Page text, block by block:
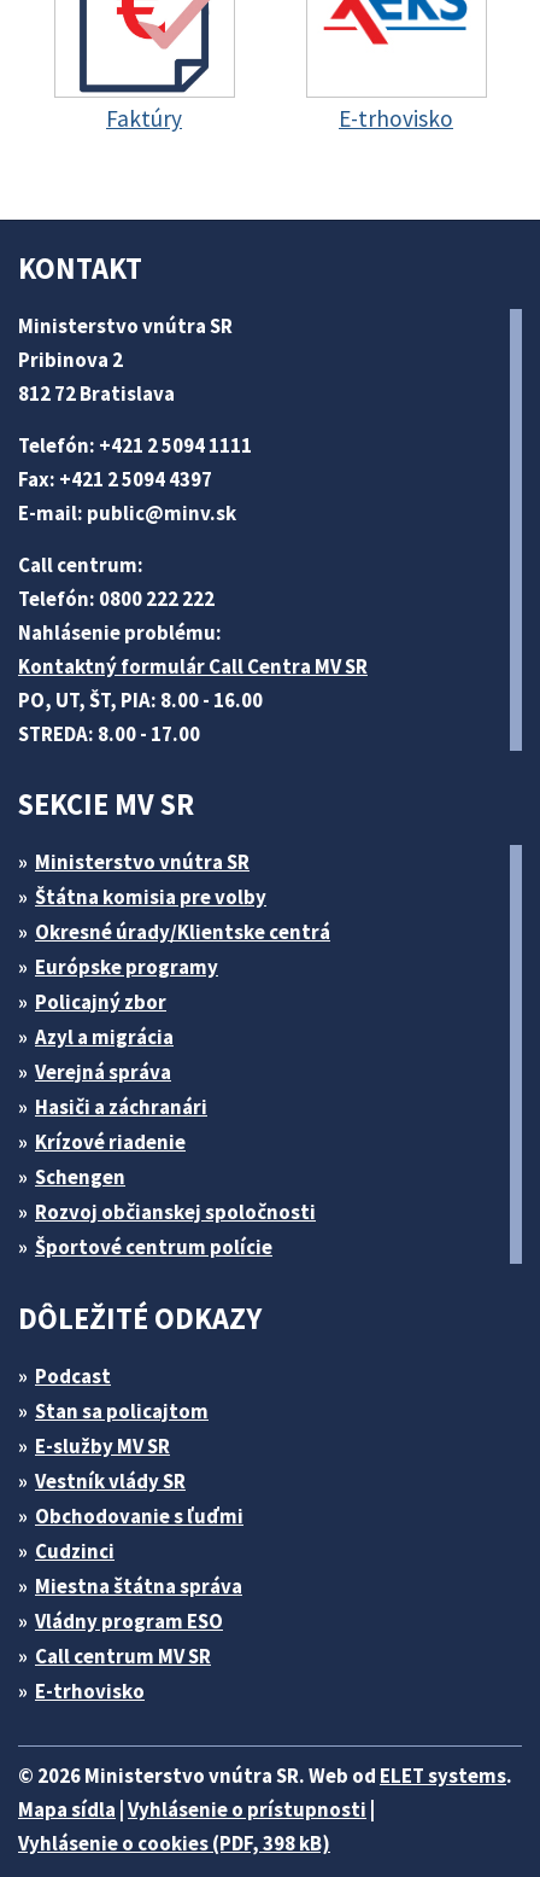
Faktúry E-trhovisko
KONTAKT
Ministerstvo vnútra SR
Pribinova 2
812 72 Bratislava
Telefón: +421 2 5094 1111
Fax: +421 2 5094 4397
E-mail: public@minv.sk
Call centrum:
Telefón: 0800 222 222
Nahlásenie problému:
Kontaktný formulár Call Centra MV SR
PO, UT, ŠT, PIA: 8.00 - 16.00
STREDA: 8.00 - 17.00
SEKCIE MV SR
Ministerstvo vnútra SR
Štátna komisia pre volby
Okresné úrady/Klientske centrá
Európske programy
Policajný zbor
Azyl a migrácia
Verejná správa
Hasiči a záchranári
Krízové riadenie
Schengen
Rozvoj občianskej spoločnosti
Športové centrum polície
DÔLEŽITÉ ODKAZY
Podcast
Stan sa policajtom
E-služby MV SR
Vestník vlády SR
Obchodovanie s ľuďmi
Cudzinci
Miestna štátna správa
Vládny program ESO
Call centrum MV SR
E-trhovisko
© 2026 Ministerstvo vnútra SR. Web od ELET systems.
Mapa sídla Vyhlásenie o prístupnosti
Vyhlásenie o cookies (PDF, 398 kB)